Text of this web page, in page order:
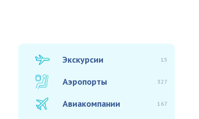
Экскурсии 15
Аэропорты 327
Авиакомпании 167